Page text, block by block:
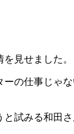
見せました。
の仕事じゃ
試みる和田さ